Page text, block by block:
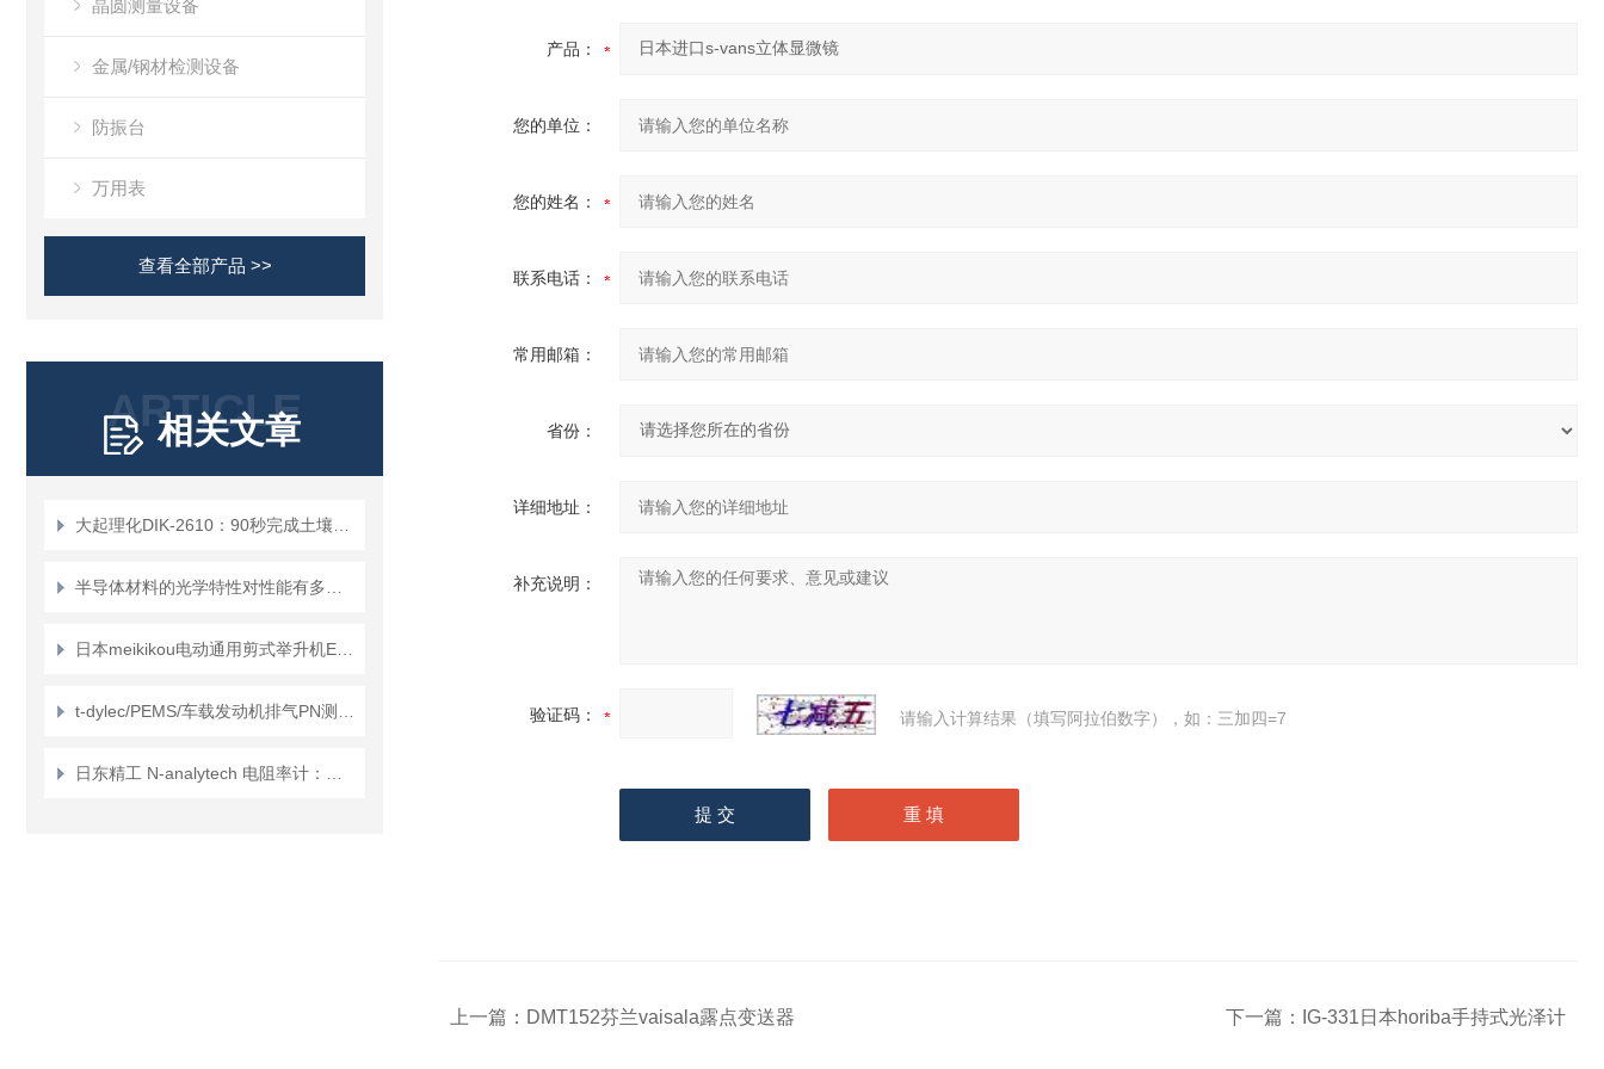
晶圆测量设备
金属/钢材检测设备
防振台
万用表
查看全部产品 >>
ARTICLE
相关文章
产品：
您的单位：
您的姓名：
联系电话：
常用邮箱：
省份：
详细地址：
补充说明：
验证码： 请输入计算结果（填写阿拉伯数字），如：三加四=7
上一篇： DMT152芬兰vaisala露点变送器 下一篇： IG-331日本horiba手持式光泽计